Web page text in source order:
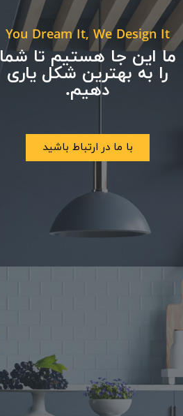
You Dream It, We Design It
ما این جا هستیم تا شما
را به بهترین شکل یاری
دهیم.
با ما در ارتباط باشید